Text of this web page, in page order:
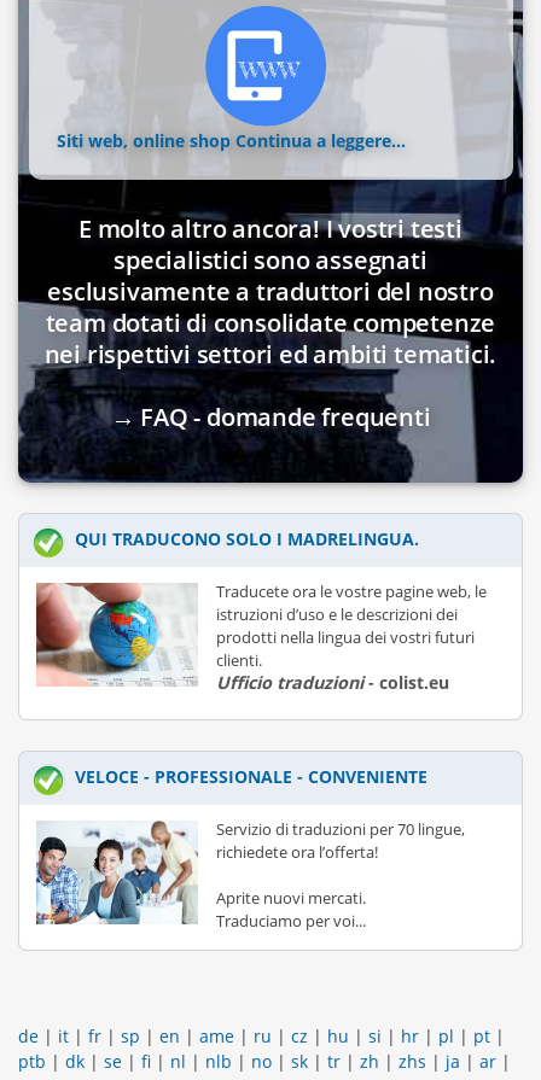
Siti web, online shop Continua a leggere...
E molto altro ancora! I vostri testi
specialistici sono assegnati
esclusivamente a traduttori del nostro
team dotati di consolidate competenze
nei rispettivi settori ed ambiti tematici.
→ FAQ - domande frequenti
QUI TRADUCONO SOLO I MADRELINGUA.
Traducete ora le vostre pagine web, le
istruzioni d’uso e le descrizioni dei
prodotti nella lingua dei vostri futuri
clienti.
Ufficio traduzioni- colist.eu
VELOCE - PROFESSIONALE - CONVENIENTE
Servizio di traduzioni per 70 lingue,
richiedete ora l’offerta!
Aprite nuovi mercati.
Traduciamo per voi...
de | it | fr | sp | en | ame | ru | cz | hu | si | hr | pl | pt |
ptb | dk | se | fi | nl | nlb | no | sk | tr | zh | zhs | ja | ar |